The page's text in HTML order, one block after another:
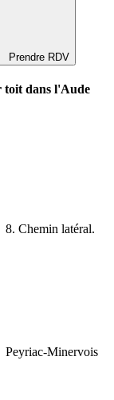
Prendre RDV
toit dans l'Aude
8. Chemin latéral.
Peyriac-Minervois